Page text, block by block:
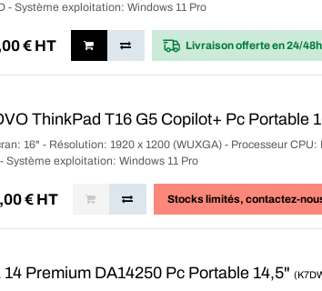
- Système exploitation: Windows 11 Pro
€ HT Livraison offerteen 24/48h
ThinkPad T16 G5 Copilot+ Pc Portable
16" - Résolution: 1920 x 1200 (WUXGA) - Processeur
Système exploitation: Windows 11 Pro
€ HT Stocks limités, contactez-
14 Premium DA14250 Pc Portable 14,5"